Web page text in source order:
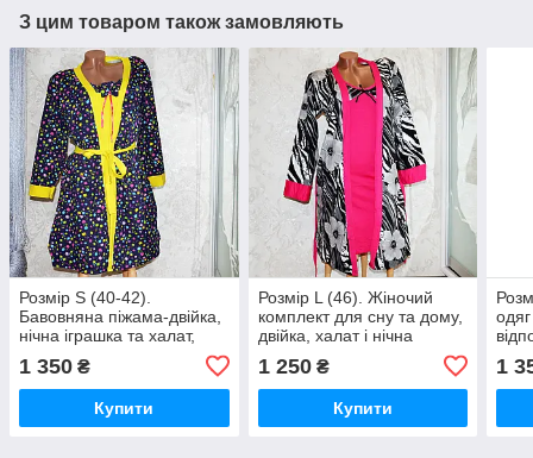
З цим товаром також замовляють
Розмір S (40-42).
Бавовняна піжама-двійка,
нічна іграшка та халат,
Туреччина
1 350 ₴
Купити
Розмір L (46). Жіночий
комплект для сну та дому,
двійка, халат і нічна
рожевий, Туреччина
1 250₴
Купити
1